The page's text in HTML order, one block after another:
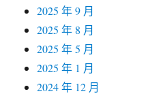
2025 年 9 月
2025 年 8 月
2025 年 5 月
2025 年 1 月
2024 年 12 月